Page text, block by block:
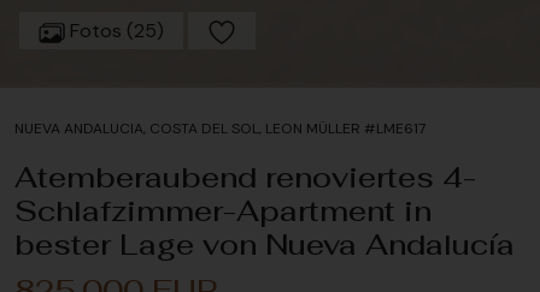
Fotos (25)
NUEVA ANDALUCIA, COSTA DEL SOL, LEON MÜLLER #LME617
Atemberaubend renoviertes 4-
Schlafzimmer-Apartment in
bester Lage von Nueva Andalucía